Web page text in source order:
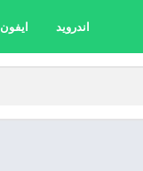
اندرويد ايفون